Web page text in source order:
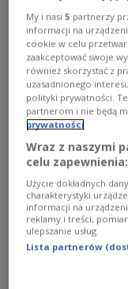
Benningtona w
powróciła w 2024
wokalistką. Teraz
zostanie
"Unshattered".
Zobacz więcej na
My i nasi5 partnerzy
informacji na
cookie w celu
zaakceptować swoje
również skorzystać z
uzasadnionego
polityki prywatności.
partnerom i nie będą
prywatności
Wraz z naszymi
celu zapewnienia:
Użycie dokładnych
charakterystyki
informacji na
reklamy i treści,
ulepszanie usług.
Lista partnerów